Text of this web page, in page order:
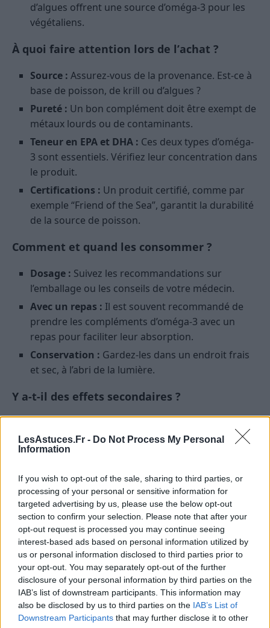
LesAstuces.Fr - Do Not Process My Personal
Information
If you wish to opt-out of the sale, sharing to third parties, or
processing of your personal or sensitive information for
targeted advertising by us, please use the below opt-out
section to confirm your selection. Please note that after your
opt-out request is processed you may continue seeing
interest-based ads based on personal information utilized by
us or personal information disclosed to third parties prior to
your opt-out. You may separately opt-out of the further
disclosure of your personal information by third parties on the
IAB’s list of downstream participants. This information may
also be disclosed by us to third parties on the IAB’s List of
Downstream Participants that may further disclose it to other
d’algues offrent une source d’oméga-3 pour les
végétaliens.
À quoi faire attention lors de l’achat ?
Source : Assurez-vous de la provenance. Est-ce à
base de poisson, de krill ou d’algues ?
Pureté : Un bon complément doit être exempt de
métaux lourds ou de contaminants.
Teneur en EPA et DHA : Ces deux types d’oméga-
3 sont essentiels. Vérifiez leur concentration dans
le produit.
Certifications : Un produit certifié, comme par
exemple “Friend of the Sea”, garantit la durabilité
de la source de poisson.
Comment et quand les consommer ?
Dosage : Suivez les recommandations sur
l’emballage ou les conseils de votre médecin.
Avec un repas : Il est souvent recommandé de
prendre les compléments d’oméga-3 avec un
repas pour faciliter leur absorption.
Conservation : Gardez-les dans un endroit frais
et sec, à l’abri de la lumière.
Y a-t-il des effets secondaires ?
certains peuvent ressentir des effets secondaires
mineurs tels que des brûlures d’estomac, des
d’estomac.
En cas de doute ou si vous prenez d’autres
médicaments, consultez toujours un
professionnel de santé avant de commencer un
complément alimentaire.
Combien d’oméga-3 dois-je
consommer ?
Avec tous ces avantages éclatants que nous avons